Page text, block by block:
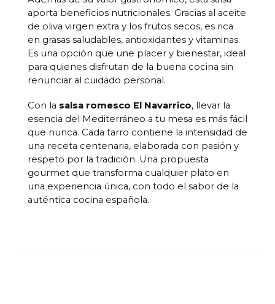
aporta beneficios nutricionales. Gracias al aceite
de oliva virgen extra y los frutos secos, es rica
en grasas saludables, antioxidantes y vitaminas.
Es una opción que une placer y bienestar, ideal
para quienes disfrutan de la buena cocina sin
renunciar al cuidado personal.
Con la salsa romesco El Navarrico, llevar la
esencia del Mediterráneo a tu mesa es más fácil
que nunca. Cada tarro contiene la intensidad de
una receta centenaria, elaborada con pasión y
respeto por la tradición. Una propuesta
gourmet que transforma cualquier plato en
una experiencia única, con todo el sabor de la
auténtica cocina española.